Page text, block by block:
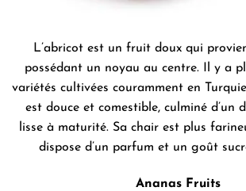
L’abricot est un fruit doux qui
possédant un noyau au centre. Il y a
variétés cultivées couramment en
est douce et comestible, culminé d’un
lisse à maturité. Sa chair est plus
dispose d’un parfum et un goût
Ananas Fruits